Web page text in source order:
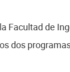
Facultad de
dos